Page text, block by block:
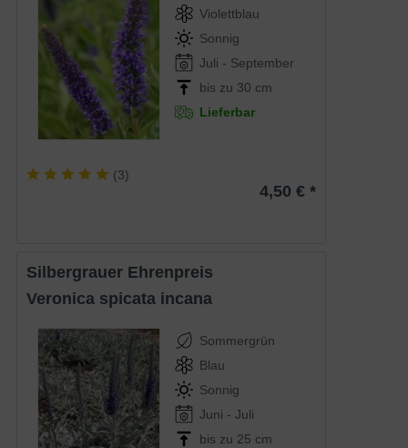
Violettblau
Sonnig
Juli - September
bis zu 30 cm
Lieferbar
(3)
4,50 € *
Silbergrauer Ehrenpreis
Veronica spicata incana
Sommergrün
Blau
Sonnig
Juni - Juli
bis zu 25 cm